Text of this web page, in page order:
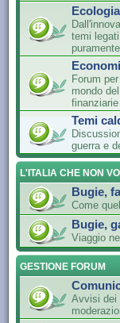
temi
Forum
mondo
Temi
guerra e
L'ITALIA CHE NON
Bugie,
Come
Bugie,
Viaggio
GESTIONE FORUM
Avvisi dei